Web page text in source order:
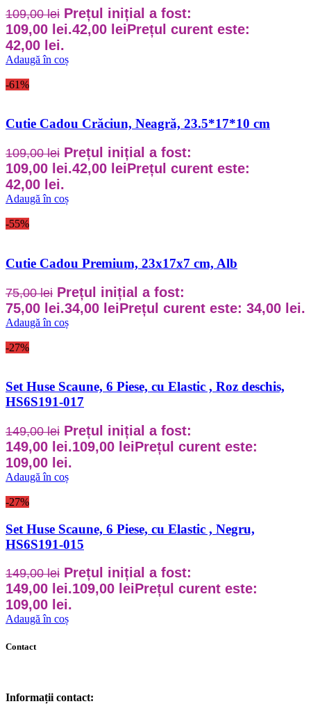
109,00lei Prețul inițial a fost:
109,00 lei.42,00 leiPrețul curent este:
42,00 lei.
Adaugă în coș
-61%
Cutie Cadou Crăciun, Neagră, 23.5*17*10 cm
109,00lei Prețul inițial a fost:
109,00 lei.42,00 leiPrețul curent este:
42,00 lei.
Adaugă în coș
-55%
Cutie Cadou Premium, 23x17x7 cm, Alb
75,00lei Prețul inițial a fost:
75,00 lei.34,00 leiPrețul curent este: 34,00 lei.
Adaugă în coș
-27%
Set Huse Scaune, 6 Piese, cu Elastic , Roz deschis,
HS6S191-017
149,00lei Prețul inițial a fost:
149,00 lei.109,00 leiPrețul curent este:
109,00 lei.
Adaugă în coș
-27%
Set Huse Scaune, 6 Piese, cu Elastic , Negru,
HS6S191-015
149,00lei Prețul inițial a fost:
149,00 lei.109,00 leiPrețul curent este:
109,00 lei.
Adaugă în coș
Contact
Informații contact: